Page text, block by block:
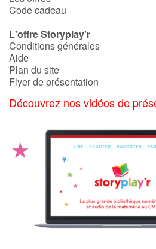
Code cadeau
L'offre Storyplay'r
Conditions générales
Aide
Plan du site
Flyer de présentation
Découvrez nos vidéos de